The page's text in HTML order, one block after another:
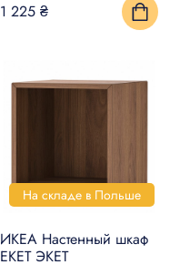
1 225 ₴
На складе в Польше
ИКЕА Настенный шкаф
EKET ЭКЕТ